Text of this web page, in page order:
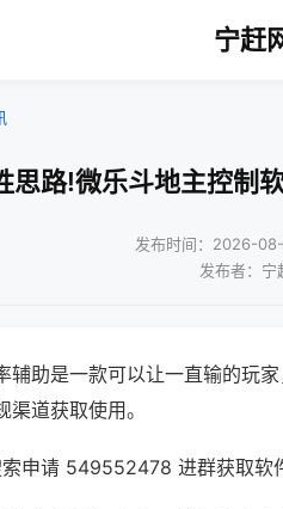
宁赶
思路!微乐斗地主控制
发布时间：2026-
发布者：宁
辅助是一款可以让一直输的玩
道获取使用。
申请 549552478 进群获取软